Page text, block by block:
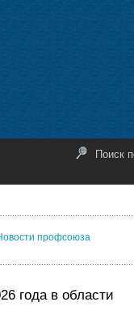
Поиск
профсоюза
года в области